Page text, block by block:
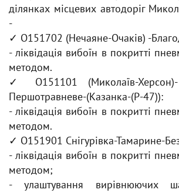
ділянках місцевих автодоріг
-
✓ О151702 (Нечаяне-Очаків) -
- ліквідація вибоїн в покритті
методом.
✓ О151101 (Миколаїв-
Першотравневе-(Казанка-(Р-47)):
- ліквідація вибоїн в покритті
методом.
✓ О151901 Снігурівка-Тамарине-
- ліквідація вибоїн в покритті
методом;
- улаштування вирівнюючих